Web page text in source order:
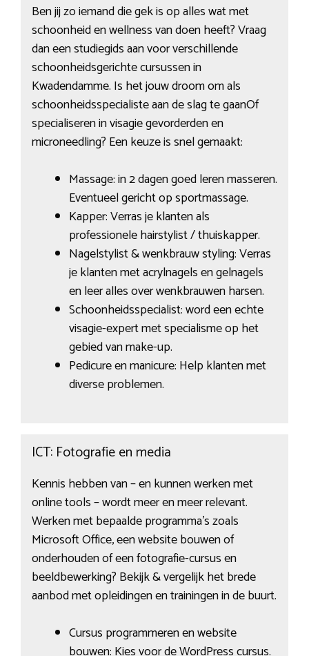
Ben jij zo iemand die gek is op alles wat met
schoonheid en wellness van doen heeft? Vraag
dan een studiegids aan voor verschillende
schoonheidsgerichte cursussen in
Kwadendamme. Is het jouw droom om als
schoonheidsspecialiste aan de slag te gaanOf
specialiseren in visagie gevorderden en
microneedling? Een keuze is snel gemaakt:
Massage: in 2 dagen goed leren masseren.
Eventueel gericht op sportmassage.
Kapper: Verras je klanten als
professionele hairstylist / thuiskapper.
Nagelstylist & wenkbrauw styling: Verras
je klanten met acrylnagels en gelnagels
en leer alles over wenkbrauwen harsen.
Schoonheidsspecialist: word een echte
visagie-expert met specialisme op het
gebied van make-up.
Pedicure en manicure: Help klanten met
diverse problemen.
ICT: Fotografie en media
Kennis hebben van – en kunnen werken met
online tools – wordt meer en meer relevant.
Werken met bepaalde programma’s zoals
Microsoft Office, een website bouwen of
onderhouden of een fotografie-cursus en
beeldbewerking? Bekijk & vergelijk het brede
aanbod met opleidingen en trainingen in de buurt.
Cursus programmeren en website